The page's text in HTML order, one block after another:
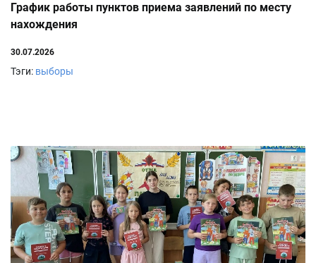
График работы пунктов приема заявлений по месту
нахождения
30.07.2026
Тэги: выборы